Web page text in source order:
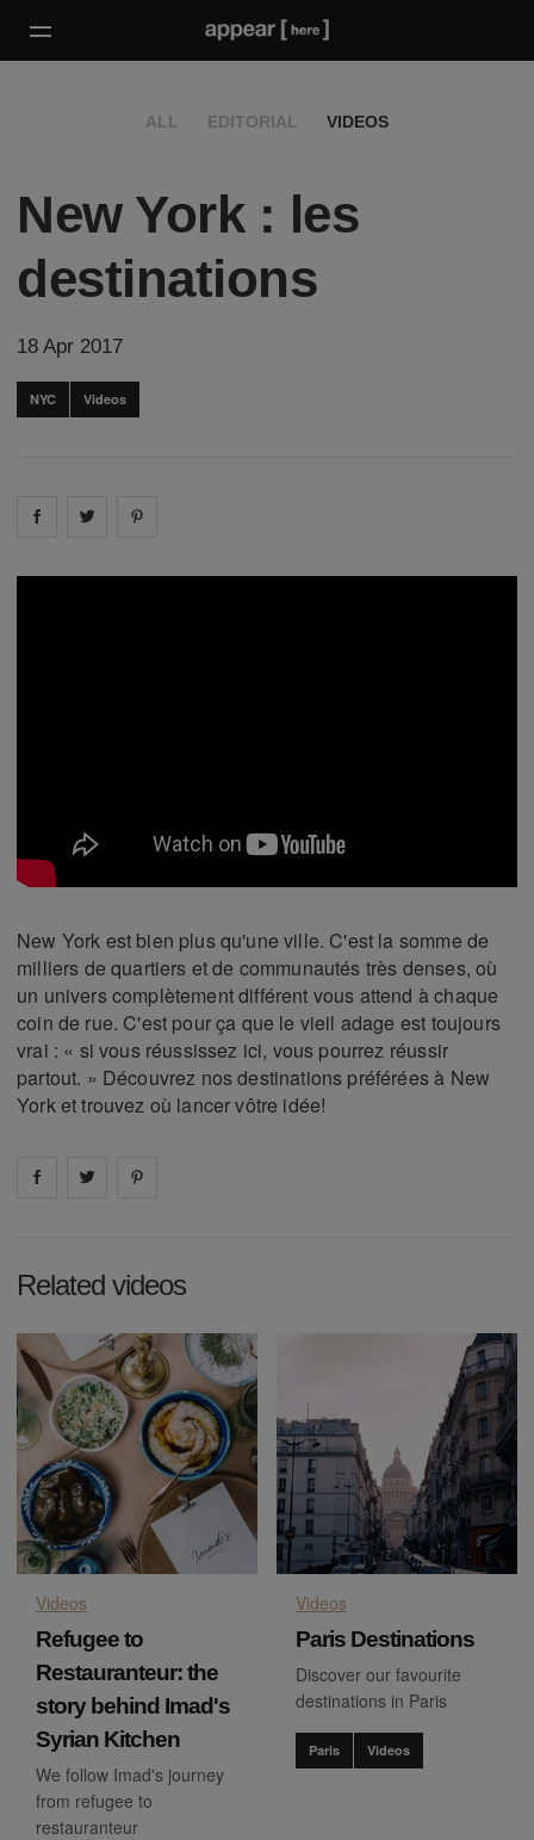
ALL EDITORIAL VIDEOS
New York : les
destinations
18 Apr 2017
NYC Videos
Share on facebook
Share on
New York est bien plus qu'une ville. C'est la somme de
milliers de quartiers et de communautés très denses, où
un univers complètement différent vous attend à chaque
coin de rue. C'est pour ça que le vieil adage est toujours
vrai : « si vous réussissez ici, vous pourrez réussir
partout. » Découvrez nos destinations préférées à New
York et trouvez où lancer vôtre idée!
Share on facebook
Share on
Related videos
Videos
Refugee to
Restauranteur: the
story behind Imad's
Syrian Kitchen
We follow Imad's journey
from refugee to
restauranteur
Videos
Paris Destinations
Discover our favourite
destinations in Paris
Paris Videos